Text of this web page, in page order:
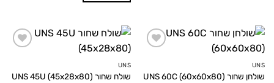
UNS
שולחן שחור UNS 60C (60x60x80)
UNS
שולח שחור UNS 45U (45x28x80)